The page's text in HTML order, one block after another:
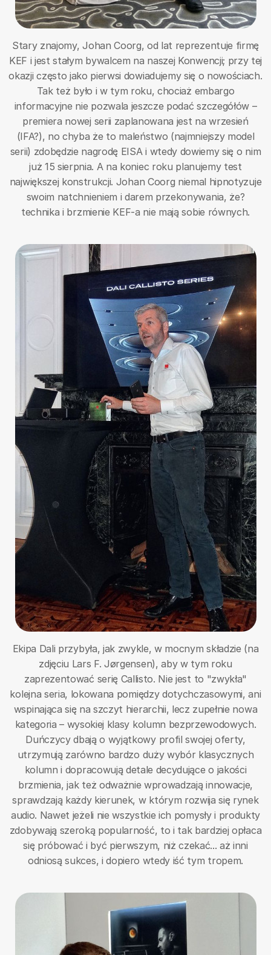
Stary znajomy, Johan Coorg, od lat reprezentuje firmę
KEF i jest stałym bywalcem na naszej Konwencji; przy tej
okazji często jako pierwsi dowiadujemy się o nowościach.
Tak też było i w tym roku, chociaż embargo
informacyjne nie pozwala jeszcze podać szczegółów –
premiera nowej serii zaplanowana jest na wrzesień
(IFA?), no chyba że to maleństwo (najmniejszy model
serii) zdobędzie nagrodę EISA i wtedy dowiemy się o nim
już 15 sierpnia. A na koniec roku planujemy test
największej konstrukcji. Johan Coorg niemal hipnotyzuje
swoim natchnieniem i darem przekonywania, że?
technika i brzmienie KEF-a nie mają sobie równych.
Ekipa Dali przybyła, jak zwykle, w mocnym składzie (na
zdjęciu Lars F. Jørgensen), aby w tym roku
zaprezentować serię Callisto. Nie jest to "zwykła"
kolejna seria, lokowana pomiędzy dotychczasowymi, ani
wspinająca się na szczyt hierarchii, lecz zupełnie nowa
kategoria – wysokiej klasy kolumn bezprzewodowych.
Duńczycy dbają o wyjątkowy profil swojej oferty,
utrzymują zarówno bardzo duży wybór klasycznych
kolumn i dopracowują detale decydujące o jakości
brzmienia, jak też odważnie wprowadzają innowacje,
sprawdzają każdy kierunek, w którym rozwija się rynek
audio. Nawet jeżeli nie wszystkie ich pomysły i produkty
zdobywają szeroką popularność, to i tak bardziej opłaca
się próbować i być pierwszym, niż czekać... aż inni
odniosą sukces, i dopiero wtedy iść tym tropem.